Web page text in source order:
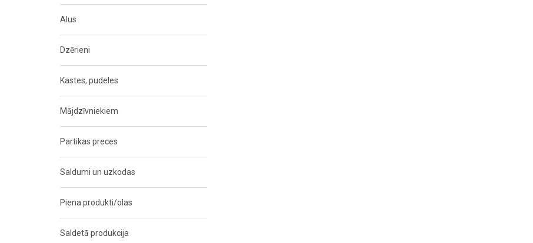
Alus
Dzērieni
Kastes, pudeles
Mājdzīvniekiem
Partikas preces
Saldumi un uzkodas
Piena produkti/olas
Saldetā produkcija